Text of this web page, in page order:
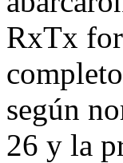
RxTx
según
26 y la